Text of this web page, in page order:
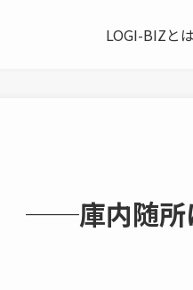
LOGI-BIZとは
庫内随所